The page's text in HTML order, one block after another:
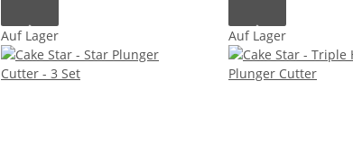
Auf Lager Auf Lager